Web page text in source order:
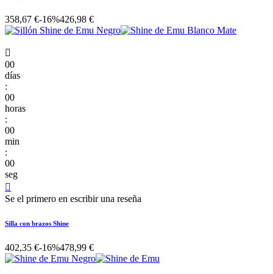
358,67 €-16%426,98 €

00
días
:
00
horas
:
00
min
:
00
seg

Se el primero en escribir una reseña
Silla con brazos Shine
402,35 €-16%478,99 €